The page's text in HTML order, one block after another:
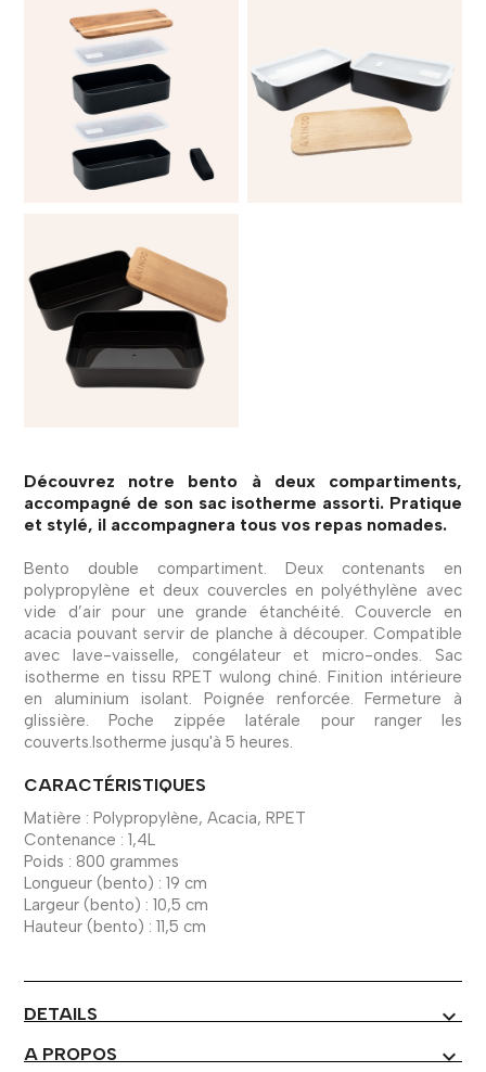
Découvrez notre bento à deux compartiments,
accompagné de son sac isotherme assorti. Pratique
et stylé, il accompagnera tous vos repas nomades.
Bento double compartiment. Deux contenants en
polypropylène et deux couvercles en polyéthylène avec
vide d’air pour une grande étanchéité. Couvercle en
acacia pouvant servir de planche à découper. Compatible
avec lave-vaisselle, congélateur et micro-ondes. Sac
isotherme en tissu RPET wulong chiné. Finition intérieure
en aluminium isolant. Poignée renforcée. Fermeture à
glissière. Poche zippée latérale pour ranger les
couverts.Isotherme jusqu'à 5 heures.
CARACTÉRISTIQUES
Matière : Polypropylène, Acacia, RPET
Contenance : 1,4L
Poids : 800 grammes
Longueur (bento) : 19 cm
Largeur (bento) : 10,5 cm
Hauteur (bento) : 11,5 cm
DETAILS expand_more
A PROPOS expand_more